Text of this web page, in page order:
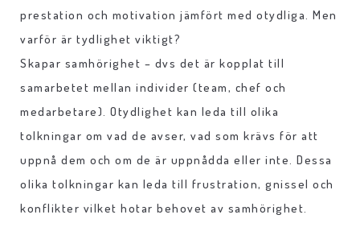
prestation och motivation jämfört med otydliga. Men
varför är tydlighet viktigt?
Skapar samhörighet – dvs det är kopplat till
samarbetet mellan individer (team, chef och
medarbetare). Otydlighet kan leda till olika
tolkningar om vad de avser, vad som krävs för att
uppnå dem och om de är uppnådda eller inte. Dessa
olika tolkningar kan leda till frustration, gnissel och
konflikter vilket hotar behovet av samhörighet.